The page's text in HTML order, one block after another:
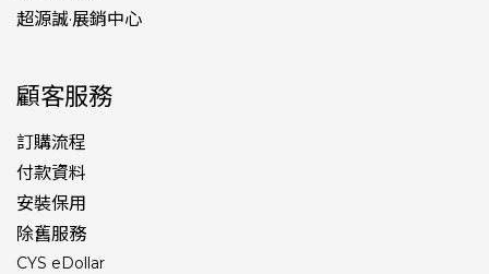
超源誠·展銷中心
顧客服務
訂購流程
付款資料
安裝保用
除舊服務
CYS eDollar